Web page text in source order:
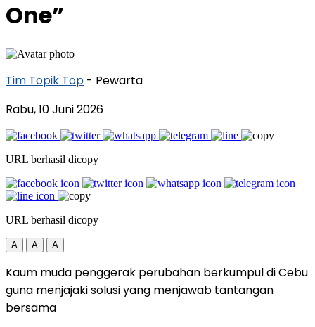
One”
Tim Topik Top - Pewarta
Rabu, 10 Juni 2026
URL berhasil dicopy
URL berhasil dicopy
A A A
Kaum muda penggerak perubahan berkumpul di Cebu
guna menjajaki solusi yang menjawab tantangan
bersama